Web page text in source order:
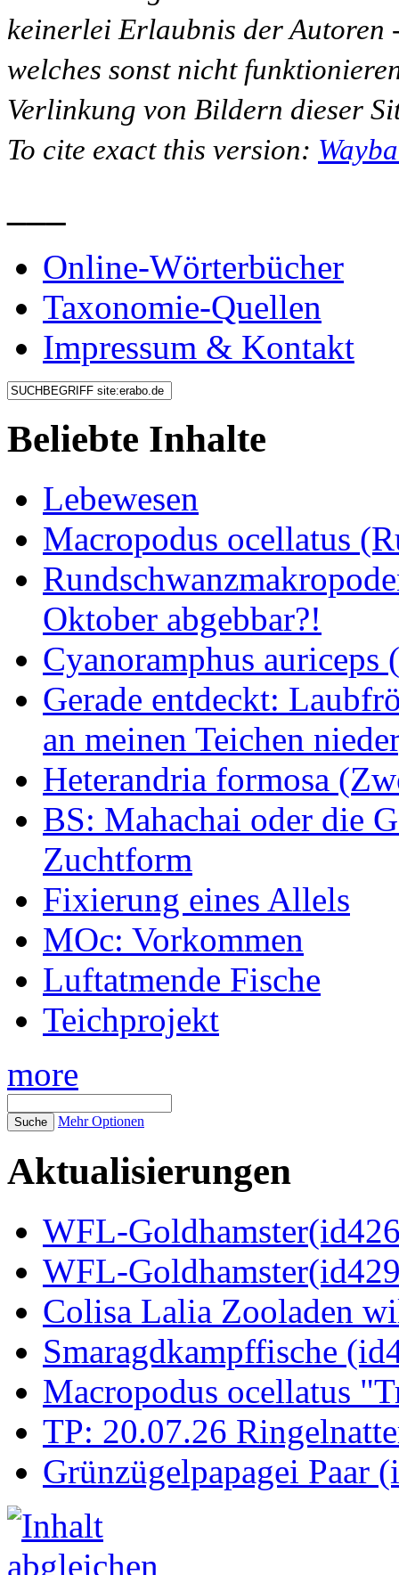
keinerlei Erlaubnis der Autoren
welches sonst nicht
Verlinkung von Bildern dieser
To cite exact this version:
Online-Wörterbücher
Taxonomie-Quellen
Impressum & Kontakt
Beliebte Inhalte
Lebewesen
Macropodus ocellatus
Oktober abgebbar?!
Cyanoramphus
Gerade entdeckt:
an meinen Teichen
Heterandria formosa
BS: Mahachai oder die
Zuchtform
Fixierung eines Allels
MOc: Vorkommen
Luftatmende Fische
Teichprojekt
more
Mehr Optionen
Aktualisierungen
WFL-
WFL-
Colisa Lalia Zooladen
Smaragdkampffische
Macropodus ocellatus
TP: 20.07.26
Grünzügelpapagei Paar